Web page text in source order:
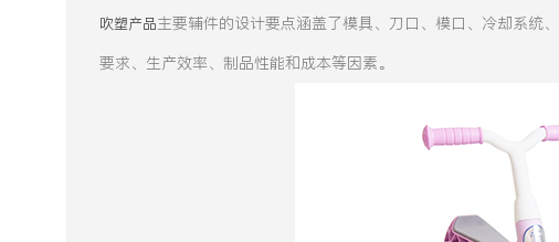
吹塑产品主要辅件的设计要点涵盖了模具、刀口、模口、冷却系统
要求、生产效率、制品性能和成本等因素。